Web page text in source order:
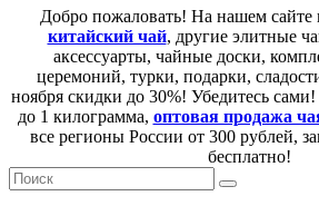
Добро пожаловать! На нашем
китайский чай, другие элитные
аксессуарты, чайные доски,
церемоний, турки, подарки,
ноября скидки до 30%! Убедитесь
до 1 килограмма, оптовая продажа
все регионы России от 300 рублей,
бесплатно!